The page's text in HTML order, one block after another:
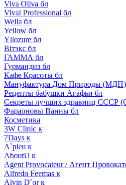
Viva Oliva бл
Vival Professional бл
Wella бл
Yellow бл
Yllozure бл
Вiтэкс бл
ГАММА бл
Гурмандиз бл
Кафе Красоты бл
Мануфактура Дом Природы
Рецепты бабушки Агафьи бл
Секреты лучших здравниц СССР
Фараоновы Ванны бл
Косметика
3W Clinic к
7Days к
A`pieu к
AboutU к
Agent Provocateur / Агент
Alfredo Feemas к
Alvin D`or к